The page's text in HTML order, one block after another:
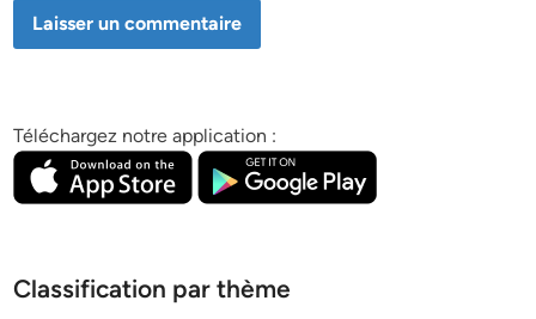
Téléchargez notre application :
Classification par thème